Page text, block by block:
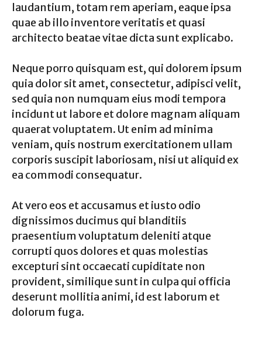
laudantium, totam rem aperiam, eaque ipsa
quae ab illo inventore veritatis et quasi
architecto beatae vitae dicta sunt explicabo.
Neque porro quisquam est, qui dolorem ipsum
quia dolor sit amet, consectetur, adipisci velit,
sed quia non numquam eius modi tempora
incidunt ut labore et dolore magnam aliquam
quaerat voluptatem. Ut enim ad minima
veniam, quis nostrum exercitationem ullam
corporis suscipit laboriosam, nisi ut aliquid ex
ea commodi consequatur.
At vero eos et accusamus et iusto odio
dignissimos ducimus qui blanditiis
praesentium voluptatum deleniti atque
corrupti quos dolores et quas molestias
excepturi sint occaecati cupiditate non
provident, similique sunt in culpa qui officia
deserunt mollitia animi, id est laborum et
dolorum fuga.